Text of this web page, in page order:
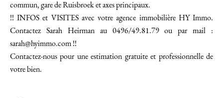
commun, gare de Ruisbroek et axes principaux.
!! INFOS et VISITES avec votre agence immobilière HY Immo.
Contactez Sarah Heirman au 0496/49.81.79 ou par mail :
sarah@hyimmo.com !!
Contactez-nous pour une estimation gratuite et professionnelle de
votre bien.